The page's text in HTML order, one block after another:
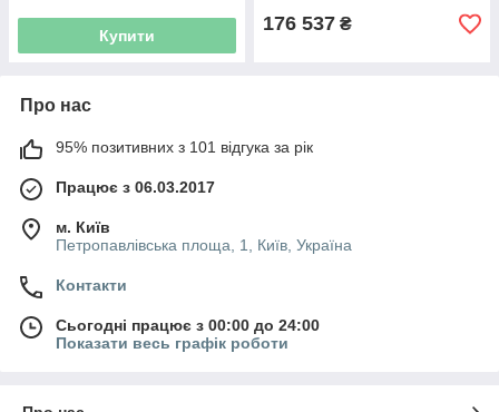
Купити
176 537 ₴
Про нас
95% позитивних з 101 відгука за рік
Працює з 06.03.2017
м. Київ
Петропавлівська площа, 1, Київ, Україна
Контакти
Сьогодні працює з 00:00 до 24:00
Показати весь графік роботи